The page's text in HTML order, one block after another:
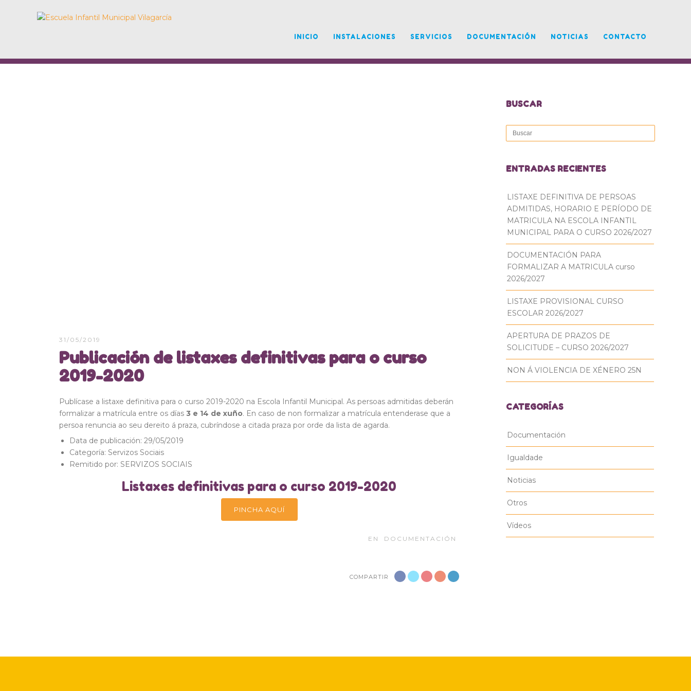
INICIO INSTALACIONES SERVICIOS DOCUMENTACIÓN NOTICIAS CONTACTO
31/05/2019
Publicación de listaxes definitivas para o curso
2019-2020
Publícase a listaxe definitiva para o curso 2019-2020 na Escola Infantil Municipal. As persoas admitidas deberán
formalizar a matrícula entre os días3 e 14 de xuño. En caso de non formalizar a matrícula entenderase que a
persoa renuncia ao seu dereito á praza, cubríndose a citada praza por orde da lista de agarda.
Data de publicación: 29/05/2019
Categoría: Servizos Sociais
Remitido por: SERVIZOS SOCIAIS
Listaxes definitivas para o curso 2019-2020
PINCHA AQUÍ
EN DOCUMENTACIÓN
COMPARTIR
BUSCAR
ENTRADAS RECIENTES
LISTAXE DEFINITIVA DE PERSOAS
ADMITIDAS, HORARIO E PERÍODO DE
MATRICULA NA ESCOLA INFANTIL
MUNICIPAL PARA O CURSO 2026/2027
DOCUMENTACIÓN PARA
FORMALIZAR A MATRICULA curso
2026/2027
LISTAXE PROVISIONAL CURSO
ESCOLAR 2026/2027
APERTURA DE PRAZOS DE
SOLICITUDE – CURSO 2026/2027
NON Á VIOLENCIA DE XÉNERO 25N
CATEGORÍAS
Documentación
Igualdade
Noticias
Otros
Vídeos